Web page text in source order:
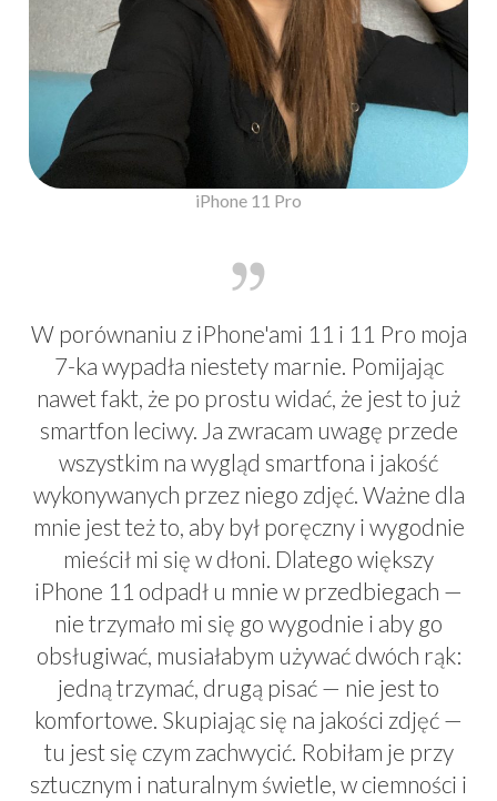
iPhone 11 Pro
W porównaniu z iPhone'ami 11 i 11 Pro moja
7-ka wypadła niestety marnie. Pomijając
nawet fakt, że po prostu widać, że jest to już
smartfon leciwy. Ja zwracam uwagę przede
wszystkim na wygląd smartfona i jakość
wykonywanych przez niego zdjęć. Ważne dla
mnie jest też to, aby był poręczny i wygodnie
mieścił mi się w dłoni. Dlatego większy
iPhone 11 odpadł u mnie w przedbiegach —
nie trzymało mi się go wygodnie i aby go
obsługiwać, musiałabym używać dwóch rąk:
jedną trzymać, drugą pisać — nie jest to
komfortowe. Skupiając się na jakości zdjęć —
tu jest się czym zachwycić. Robiłam je przy
sztucznym i naturalnym świetle, w ciemności i